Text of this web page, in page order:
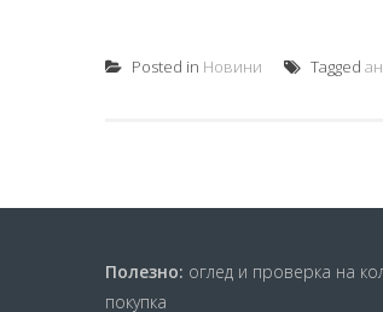
Posted in Новини Tagged
Полезно: оглед и проверка на
покупка